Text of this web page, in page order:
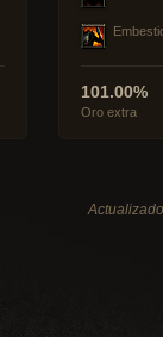
101.00%
Oro extra